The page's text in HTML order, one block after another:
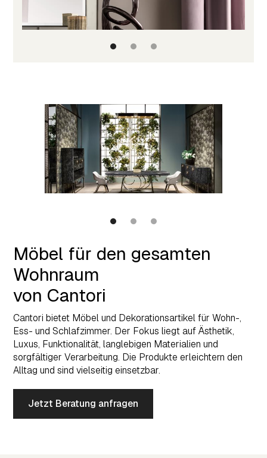
Möbel für den gesamten
Wohnraum
von Cantori
Cantori bietet Möbel und Dekorationsartikel für Wohn-,
Ess- und Schlafzimmer. Der Fokus liegt auf Ästhetik,
Luxus, Funktionalität, langlebigen Materialien und
sorgfältiger Verarbeitung. Die Produkte erleichtern den
Alltag und sind vielseitig einsetzbar.
Jetzt Beratung anfragen